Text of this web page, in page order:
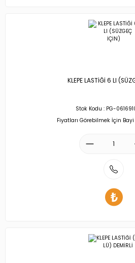
KLEPE LASTİĞİ 6 LI
Stok Kodu : PG-
Fiyatları Görebilmek İçin Bayi